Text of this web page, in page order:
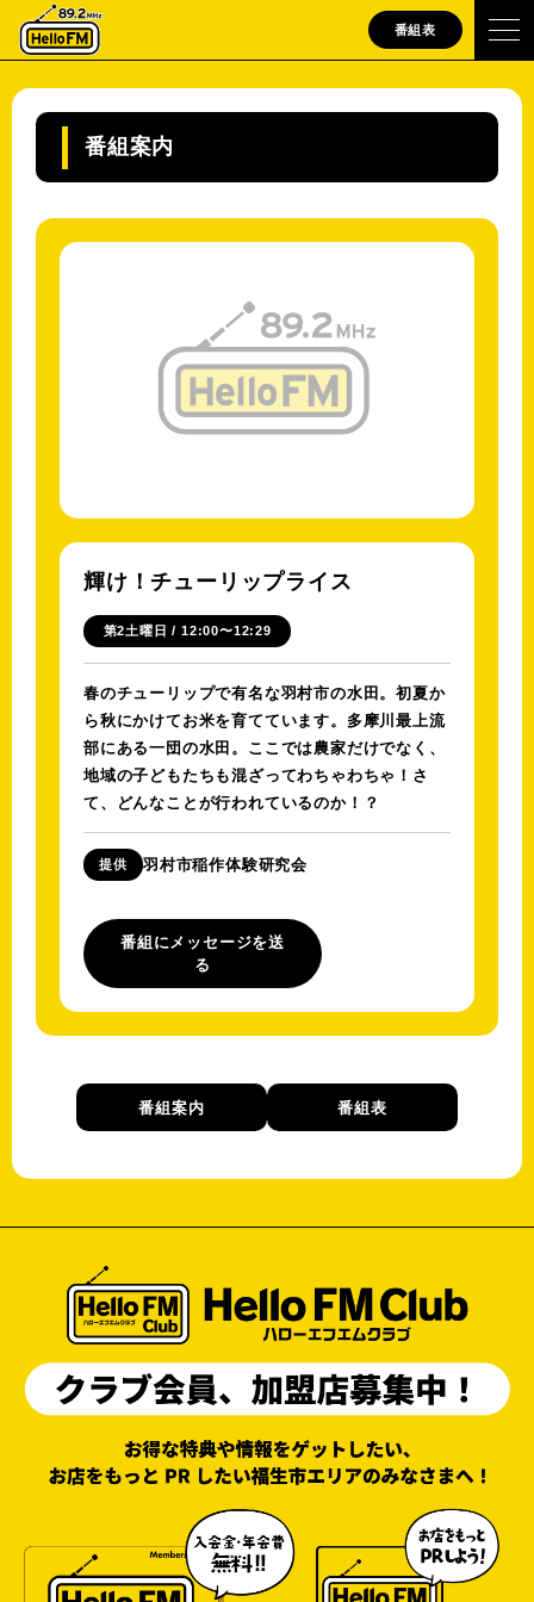
番組表
番組案内
輝け！チューリップライス
第2土曜日 / 12:00〜12:29
春のチューリップで有名な羽村市の水田。初夏か
ら秋にかけてお米を育てています。多摩川最上流
部にある一団の水田。ここでは農家だけでなく、
地域の子どもたちも混ざってわちゃわちゃ！さ
て、どんなことが行われているのか！？
提供 羽村市稲作体験研究会
番組にメッセージを送
る
番組案内 番組表